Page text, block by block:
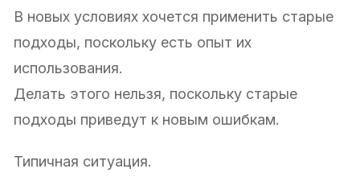
В новых условиях хочется применить старые
подходы, поскольку есть опыт их
использования.
Делать этого нельзя, поскольку старые
подходы приведут к новым ошибкам.
Типичная ситуация.